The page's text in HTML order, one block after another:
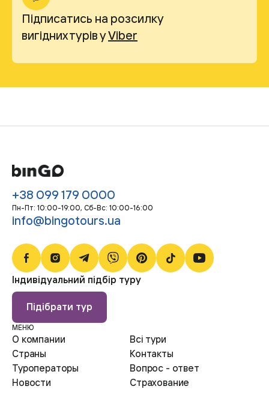
Підписатись на розсилку
вигідних турів уViber
+38 099 179 0000
Пн-Пт: 10:00-19:00, Сб-Bc: 10:00-16:00
info@bingotours.ua
Індивідуальний підбір туру
Підібрати тур
МЕНЮ
О компании
Всі тури
Страны
Контакты
Туроператоры
Вопрос - ответ
Новости
Страхование